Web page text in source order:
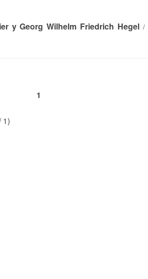
y Georg Wilhelm Friedrich Hegel/
1
1)